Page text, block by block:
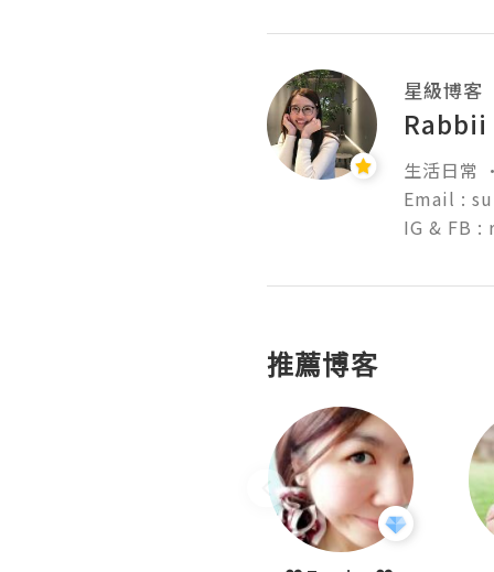
星級博客
Rabbii
生活日常
Email :
IG & FB
推薦博客